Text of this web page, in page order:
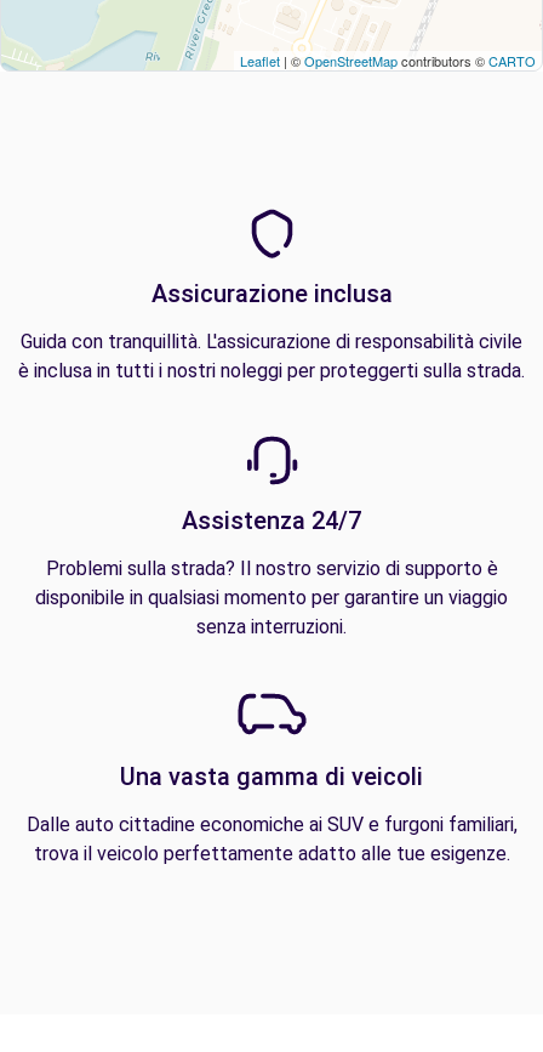
Leaflet | ©OpenStreetMapcontributors ©CARTO
Assicurazione inclusa
Guida con tranquillità. L'assicurazione di responsabilità civile
è inclusa in tutti i nostri noleggi per proteggerti sulla strada.
Assistenza 24/7
Problemi sulla strada? Il nostro servizio di supporto è
disponibile in qualsiasi momento per garantire un viaggio
senza interruzioni.
Una vasta gamma di veicoli
Dalle auto cittadine economiche ai SUV e furgoni familiari,
trova il veicolo perfettamente adatto alle tue esigenze.